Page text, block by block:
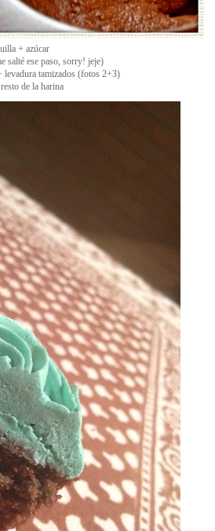
+ azúcar
salté ese paso, sorry! jeje)
levadura tamizados (fotos 2+3)
de la harina